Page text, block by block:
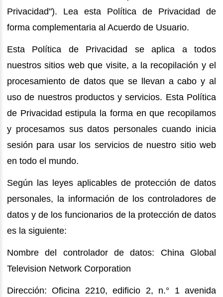
Privacidad"). Lea esta Política de Privacidad de
forma complementaria al Acuerdo de Usuario.
Esta Política de Privacidad se aplica a todos
nuestros sitios web que visite, a la recopilación y el
procesamiento de datos que se llevan a cabo y al
uso de nuestros productos y servicios. Esta Política
de Privacidad estipula la forma en que recopilamos
y procesamos sus datos personales cuando inicia
sesión para usar los servicios de nuestro sitio web
en todo el mundo.
Según las leyes aplicables de protección de datos
personales, la información de los controladores de
datos y de los funcionarios de la protección de datos
es la siguiente:
Nombre del controlador de datos: China Global
Television Network Corporation
Dirección: Oficina 2210, edificio 2, n.° 1 avenida